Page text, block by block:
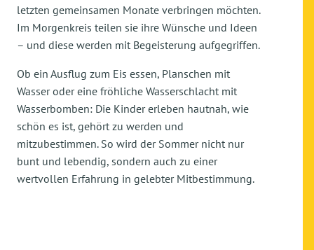
letzten gemeinsamen Monate verbringen möchten.
Im Morgenkreis teilen sie ihre Wünsche und Ideen
– und diese werden mit Begeisterung aufgegriffen.
Ob ein Ausflug zum Eis essen, Planschen mit
Wasser oder eine fröhliche Wasserschlacht mit
Wasserbomben: Die Kinder erleben hautnah, wie
schön es ist, gehört zu werden und
mitzubestimmen. So wird der Sommer nicht nur
bunt und lebendig, sondern auch zu einer
wertvollen Erfahrung in gelebter Mitbestimmung.